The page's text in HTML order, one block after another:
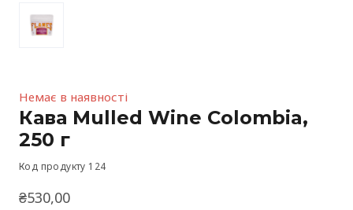
Немає в наявності
Кава Mulled Wine Colombia,
250 г
Код продукту 124
₴530,00